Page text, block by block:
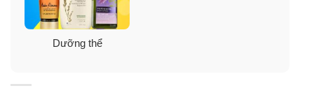
cùng dòng như tẩy tế bào chết toàn thân, sữa tắm, xịt
thơm toàn thân.
Dưỡng thể